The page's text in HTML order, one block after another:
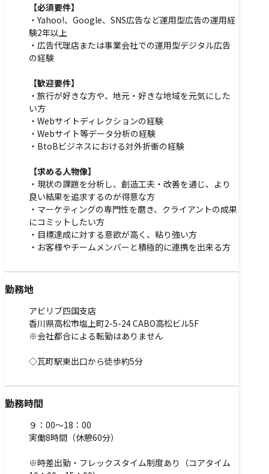
【必須要件】
・Yahoo!、Google、SNS広告など運用型広告の運用経
験2年以上
・広告代理店または事業会社での運用型デジタル広告
の経験
【歓迎要件】
・旅行が好きな方や、地元・好きな地域を元気にした
い方
・Webサイトディレクションの経験
・Webサイト等データ分析の経験
・BtoBビジネスにおける対外折衝の経験
【求める人物像】
・現状の課題を分析し、創造工夫・改善を通じ、より
良い結果を追求するのが得意な方
・マーケティングの専門性を磨き、クライアントの成果
にコミットしたい方
・目標達成に対する意欲が高く、粘り強い方
・お客様やチームメンバーと積極的に連携を出来る方
勤務地
アビリブ四国支店
香川県高松市塩上町2-5-24 CABO高松ビル5F
※会社都合による転勤はありません
◇瓦町駅東出口から徒歩約5分
勤務時間
９：00～18：00
実働8時間（休憩60分）
※時差出勤・フレックスタイム制度あり（コアタイム